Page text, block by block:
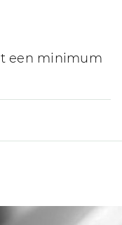
een minimum